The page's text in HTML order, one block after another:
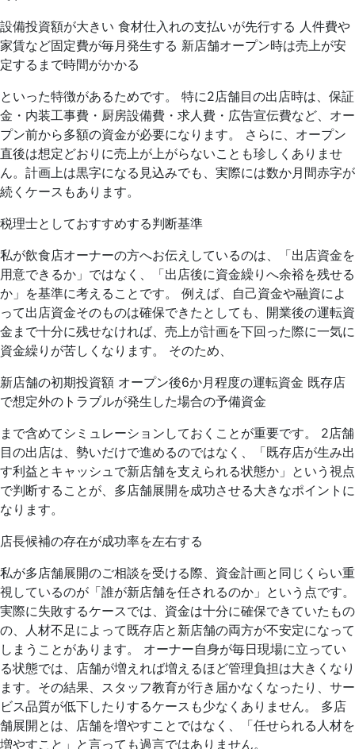
設備投資額が大きい 食材仕入れの支払いが先行する 人件費や
家賃など固定費が毎月発生する 新店舗オープン時は売上が安
定するまで時間がかかる
といった特徴があるためです。 特に2店舗目の出店時は、保証
金・内装工事費・厨房設備費・求人費・広告宣伝費など、オー
プン前から多額の資金が必要になります。 さらに、オープン
直後は想定どおりに売上が上がらないことも珍しくありませ
ん。計画上は黒字になる見込みでも、実際には数か月間赤字が
続くケースもあります。
税理士としておすすめする判断基準
私が飲食店オーナーの方へお伝えしているのは、「出店資金を
用意できるか」ではなく、「出店後に資金繰りへ余裕を残せる
か」を基準に考えることです。 例えば、自己資金や融資によ
って出店資金そのものは確保できたとしても、開業後の運転資
金まで十分に残せなければ、売上が計画を下回った際に一気に
資金繰りが苦しくなります。 そのため、
新店舗の初期投資額 オープン後6か月程度の運転資金 既存店
で想定外のトラブルが発生した場合の予備資金
まで含めてシミュレーションしておくことが重要です。 2店舗
目の出店は、勢いだけで進めるのではなく、「既存店が生み出
す利益とキャッシュで新店舗を支えられる状態か」という視点
で判断することが、多店舗展開を成功させる大きなポイントに
なります。
店長候補の存在が成功率を左右する
私が多店舗展開のご相談を受ける際、資金計画と同じくらい重
視しているのが「誰が新店舗を任されるのか」という点です。
実際に失敗するケースでは、資金は十分に確保できていたもの
の、人材不足によって既存店と新店舗の両方が不安定になって
しまうことがあります。 オーナー自身が毎日現場に立ってい
る状態では、店舗が増えれば増えるほど管理負担は大きくなり
ます。その結果、スタッフ教育が行き届かなくなったり、サー
ビス品質が低下したりするケースも少なくありません。 多店
舗展開とは、店舗を増やすことではなく、「任せられる人材を
増やすこと」と言っても過言ではありません。